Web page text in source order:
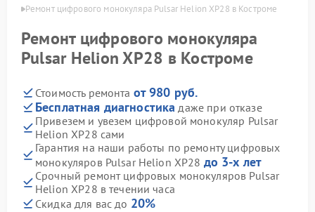
Ремонт цифрового монокуляра Pulsar Helion XP28 в Костроме
Ремонт цифрового монокуляра
Pulsar Helion XP28 в Костроме
Стоимость ремонта от 980 руб.
Бесплатная диагностика даже при отказе
Привезем и увезем цифровой монокуляр Pulsar
Helion XP28 сами
Гарантия на наши работы по ремонту цифровых
монокуляров Pulsar Helion XP28 до 3-х лет
Срочный ремонт цифровых монокуляров Pulsar
Helion XP28 в течении часа
Скидка для вас до 20%